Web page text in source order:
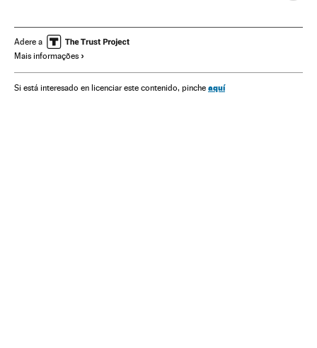
Sociedade Smoda Moda
Adere a
Mais informações
Si está interesado en licenciar este contenido, pinche aquí